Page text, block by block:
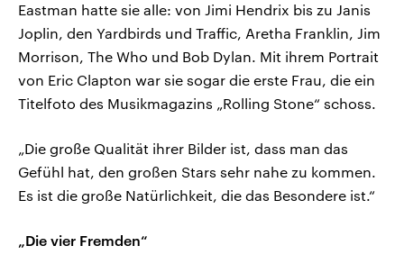
Eastman hatte sie alle: von Jimi Hendrix bis zu Janis
Joplin, den Yardbirds und Traffic, Aretha Franklin, Jim
Morrison, The Who und Bob Dylan. Mit ihrem Portrait
von Eric Clapton war sie sogar die erste Frau, die ein
Titelfoto des Musikmagazins „Rolling Stone“ schoss.
„Die große Qualität ihrer Bilder ist, dass man das
Gefühl hat, den großen Stars sehr nahe zu kommen.
Es ist die große Natürlichkeit, die das Besondere ist.“
„Die vier Fremden“